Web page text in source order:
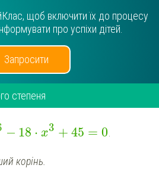
щоб включити їх до процесу
про успіхи дітей.
Запросити
степеня
− 18 ⋅ x3 + 45 = 0
корінь.